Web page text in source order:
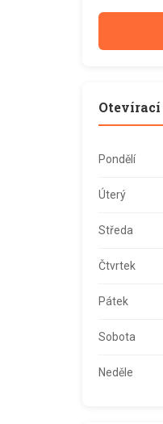
Otevírací
Pondělí
Úterý
Středa
Čtvrtek
Pátek
Sobota
Neděle